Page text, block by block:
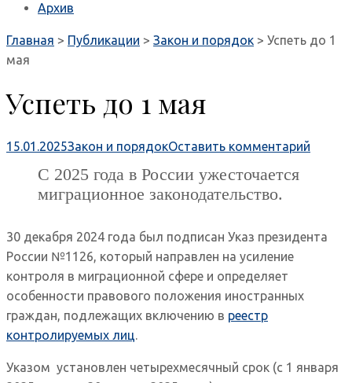
Архив
Главная > Публикации > Закон и порядок > Успеть до 1
мая
Успеть до 1 мая
15.01.2025Закон и порядокОставить комментарий
С 2025 года в России ужесточается
миграционное законодательство.
30 декабря 2024 года был подписан Указ президента
России №1126, который направлен на усиление
контроля в миграционной сфере и определяет
особенности правового положения иностранных
граждан, подлежащих включению в реестр
контролируемых лиц.
Указом установлен четырехмесячный срок (с 1 января